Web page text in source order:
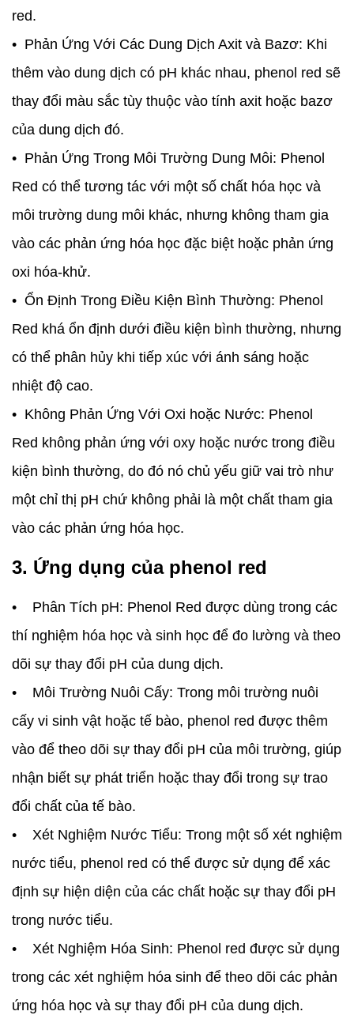
red.
• Phản Ứng Với Các Dung Dịch Axit và Bazơ: Khi
thêm vào dung dịch có pH khác nhau, phenol red sẽ
thay đổi màu sắc tùy thuộc vào tính axit hoặc bazơ
của dung dịch đó.
• Phản Ứng Trong Môi Trường Dung Môi: Phenol
Red có thể tương tác với một số chất hóa học và
môi trường dung môi khác, nhưng không tham gia
vào các phản ứng hóa học đặc biệt hoặc phản ứng
oxi hóa-khử.
• Ổn Định Trong Điều Kiện Bình Thường: Phenol
Red khá ổn định dưới điều kiện bình thường, nhưng
có thể phân hủy khi tiếp xúc với ánh sáng hoặc
nhiệt độ cao.
• Không Phản Ứng Với Oxi hoặc Nước: Phenol
Red không phản ứng với oxy hoặc nước trong điều
kiện bình thường, do đó nó chủ yếu giữ vai trò như
một chỉ thị pH chứ không phải là một chất tham gia
vào các phản ứng hóa học.
3. Ứng dụng của phenol red
• Phân Tích pH: Phenol Red được dùng trong các
thí nghiệm hóa học và sinh học để đo lường và theo
dõi sự thay đổi pH của dung dịch.
• Môi Trường Nuôi Cấy: Trong môi trường nuôi
cấy vi sinh vật hoặc tế bào, phenol red được thêm
vào để theo dõi sự thay đổi pH của môi trường, giúp
nhận biết sự phát triển hoặc thay đổi trong sự trao
đổi chất của tế bào.
• Xét Nghiệm Nước Tiểu: Trong một số xét nghiệm
nước tiểu, phenol red có thể được sử dụng để xác
định sự hiện diện của các chất hoặc sự thay đổi pH
trong nước tiểu.
• Xét Nghiệm Hóa Sinh: Phenol red được sử dụng
trong các xét nghiệm hóa sinh để theo dõi các phản
ứng hóa học và sự thay đổi pH của dung dịch.